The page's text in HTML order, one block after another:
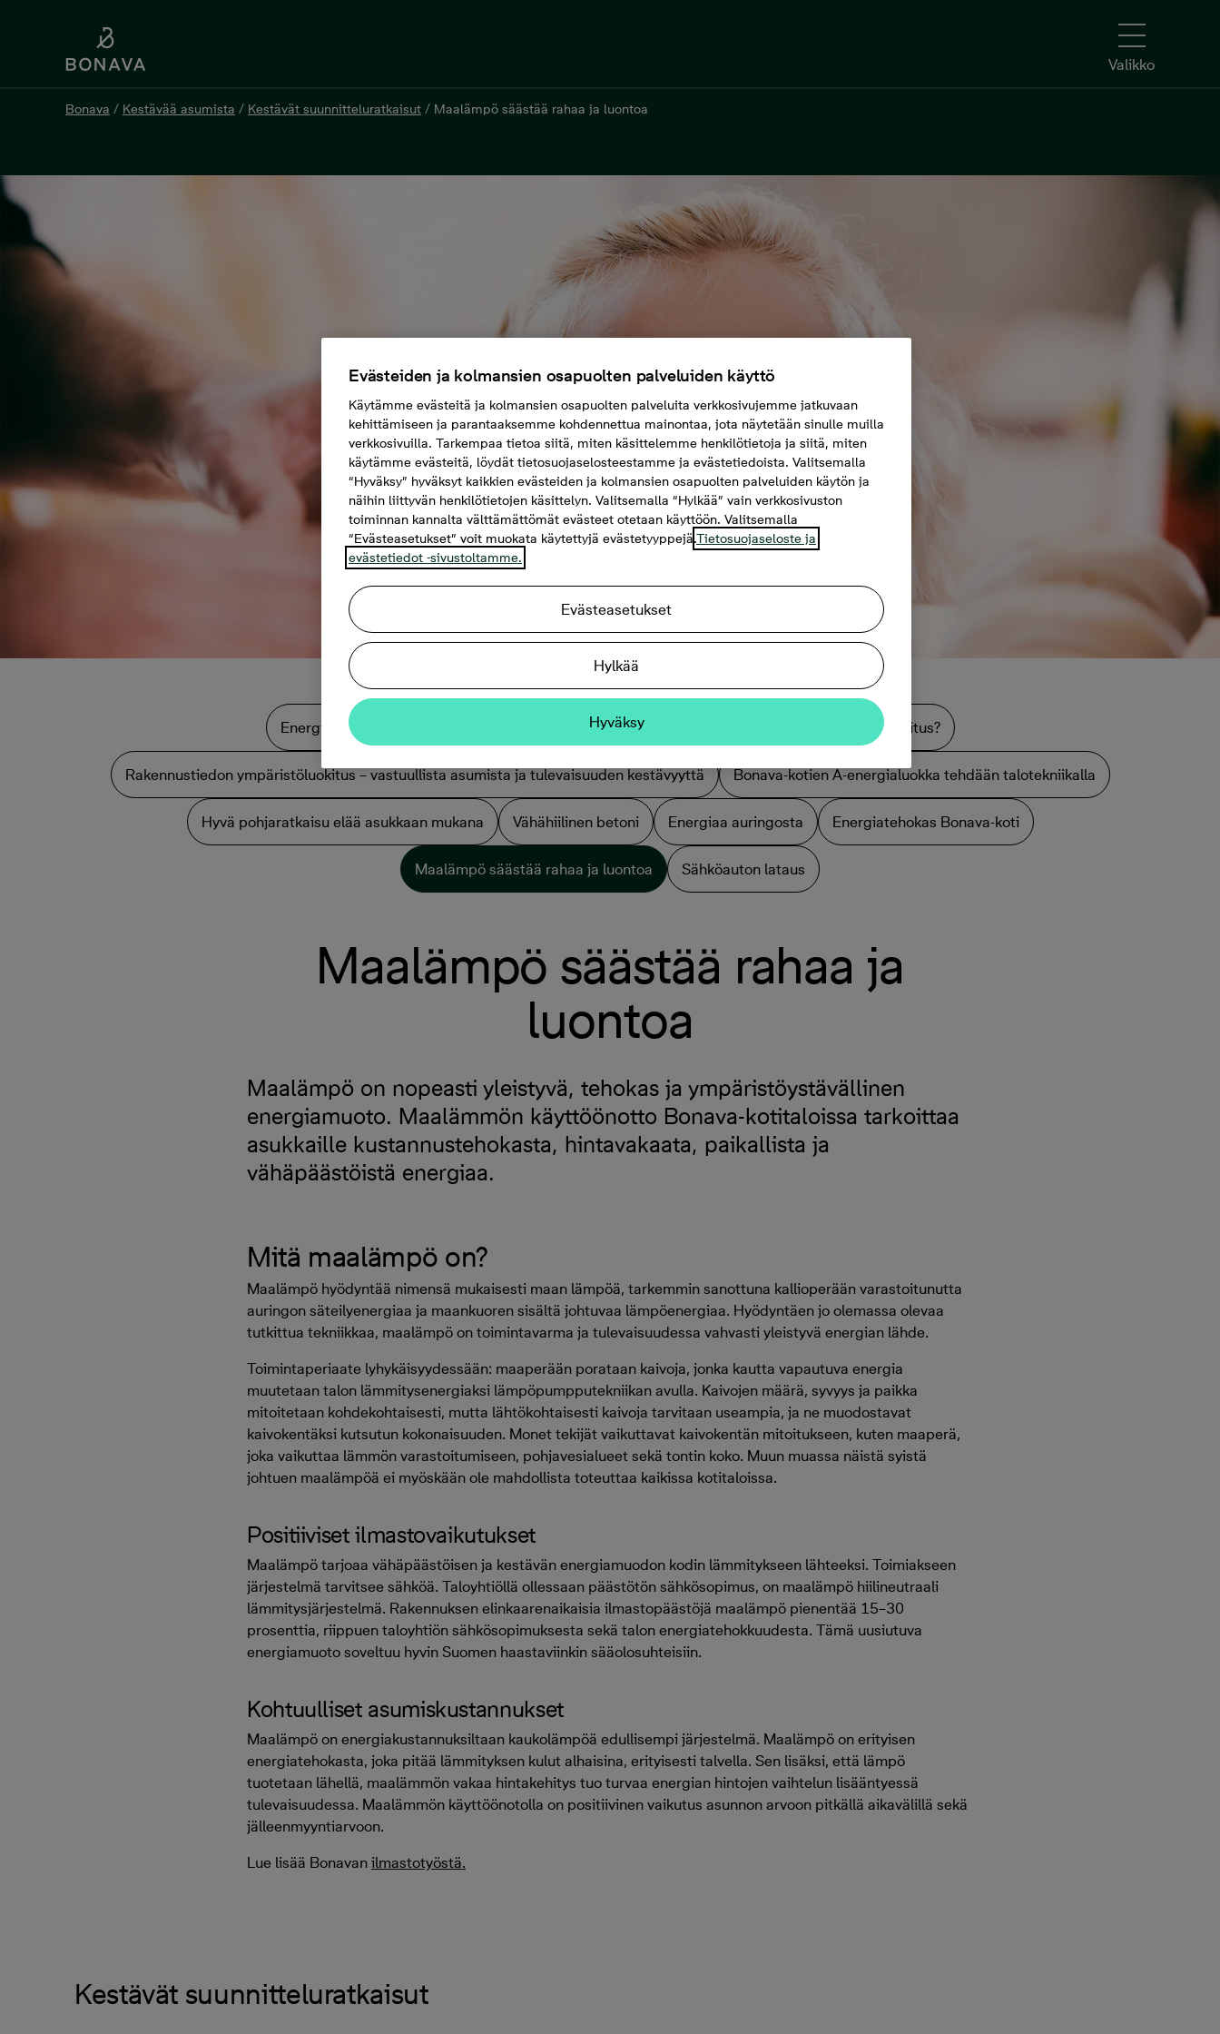
Valikko
Bonava / Kestävää asumista / Kestävät suunnitteluratkaisut / Maalämpö säästää rahaa ja luontoa
Energiayhteisö tuo aurinkosähkön hyödyt kaikille Miksi juuri Rakennustiedon ympäristöluokitus?
Rakennustiedon ympäristöluokitus – vastuullista asumista ja tulevaisuuden kestävyyttä Bonava-kotien A-energialuokka tehdään talotekniikalla
Hyvä pohjaratkaisu elää asukkaan mukana Vähähiilinen betoni Energiaa auringosta Energiatehokas Bonava-koti
Maalämpö säästää rahaa ja luontoa Sähköauton lataus
Maalämpö säästää rahaa ja
luontoa
Maalämpö on nopeasti yleistyvä, tehokas ja ympäristöystävällinen
energiamuoto. Maalämmön käyttöönotto Bonava-kotitaloissa tarkoittaa
asukkaille kustannustehokasta, hintavakaata, paikallista ja
vähäpäästöistä energiaa.
Mitä maalämpö on?
Maalämpö hyödyntää nimensä mukaisesti maan lämpöä, tarkemmin sanottuna kallioperään varastoitunutta
auringon säteilyenergiaa ja maankuoren sisältä johtuvaa lämpöenergiaa. Hyödyntäen jo olemassa olevaa
tutkittua tekniikkaa, maalämpö on toimintavarma ja tulevaisuudessa vahvasti yleistyvä energian lähde.
Toimintaperiaate lyhykäisyydessään: maaperään porataan kaivoja, jonka kautta vapautuva energia
muutetaan talon lämmitysenergiaksi lämpöpumpputekniikan avulla. Kaivojen määrä, syvyys ja paikka
mitoitetaan kohdekohtaisesti, mutta lähtökohtaisesti kaivoja tarvitaan useampia, ja ne muodostavat
kaivokentäksi kutsutun kokonaisuuden. Monet tekijät vaikuttavat kaivokentän mitoitukseen, kuten maaperä,
joka vaikuttaa lämmön varastoitumiseen, pohjavesialueet sekä tontin koko. Muun muassa näistä syistä
johtuen maalämpöä ei myöskään ole mahdollista toteuttaa kaikissa kotitaloissa.
Positiiviset ilmastovaikutukset
Maalämpö tarjoaa vähäpäästöisen ja kestävän energiamuodon kodin lämmitykseen lähteeksi. Toimiakseen
järjestelmä tarvitsee sähköä. Taloyhtiöllä ollessaan päästötön sähkösopimus, on maalämpö hiilineutraali
lämmitysjärjestelmä. Rakennuksen elinkaarenaikaisia ilmastopäästöjä maalämpö pienentää 15–30
prosenttia, riippuen taloyhtiön sähkösopimuksesta sekä talon energiatehokkuudesta. Tämä uusiutuva
energiamuoto soveltuu hyvin Suomen haastaviinkin sääolosuhteisiin.
Kohtuulliset asumiskustannukset
Maalämpö on energiakustannuksiltaan kaukolämpöä edullisempi järjestelmä. Maalämpö on erityisen
energiatehokasta, joka pitää lämmityksen kulut alhaisina, erityisesti talvella. Sen lisäksi, että lämpö
tuotetaan lähellä, maalämmön vakaa hintakehitys tuo turvaa energian hintojen vaihtelun lisääntyessä
tulevaisuudessa. Maalämmön käyttöönotolla on positiivinen vaikutus asunnon arvoon pitkällä aikavälillä sekä
jälleenmyyntiarvoon.
Lue lisää Bonavan ilmastotyöstä.
Kestävät suunnitteluratkaisut
Evästeiden ja kolmansien osapuolten palveluiden käyttö
Käytämme evästeitä ja kolmansien osapuolten palveluita verkkosivujemme jatkuvaan
kehittämiseen ja parantaaksemme kohdennettua mainontaa, jota näytetään sinulle muilla
verkkosivuilla. Tarkempaa tietoa siitä, miten käsittelemme henkilötietoja ja siitä, miten
käytämme evästeitä, löydät tietosuojaselosteestamme ja evästetiedoista. Valitsemalla
“Hyväksy” hyväksyt kaikkien evästeiden ja kolmansien osapuolten palveluiden käytön ja
näihin liittyvän henkilötietojen käsittelyn. Valitsemalla “Hylkää” vain verkkosivuston
toiminnan kannalta välttämättömät evästeet otetaan käyttöön. Valitsemalla
“Evästeasetukset” voit muokata käytettyjä evästetyyppejä.Tietosuojaseloste ja
evästetiedot -sivustoltamme.
Evästeasetukset
Hylkää
Hyväksy